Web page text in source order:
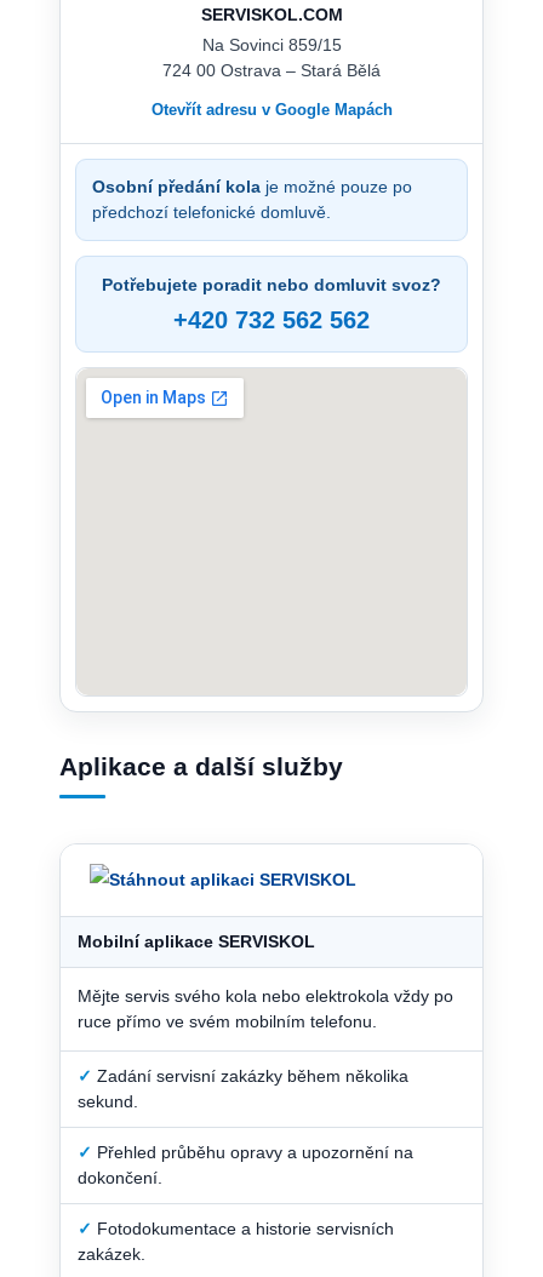
SERVISKOL.COM
Na Sovinci 859/15
724 00 Ostrava – Stará Bělá
Otevřít adresu v Google Mapách
Osobní předání kola je možné pouze po
předchozí telefonické domluvě.
Potřebujete poradit nebo domluvit svoz?
+420 732 562 562
Aplikace a další služby
Mobilní aplikace SERVISKOL
Mějte servis svého kola nebo elektrokola vždy po
ruce přímo ve svém mobilním telefonu.
✓ Zadání servisní zakázky během několika
sekund.
✓ Přehled průběhu opravy a upozornění na
dokončení.
✓ Fotodokumentace a historie servisních
zakázek.